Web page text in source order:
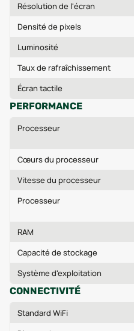
Résolution de l'écran
Densité de pixels
Luminosité
Taux de rafraîchissement
Écran tactile
PERFORMANCE
Processeur
Cœurs du processeur
Vitesse du processeur
Processeur
RAM
Capacité de stockage
Système d'exploitation
CONNECTIVITÉ
Standard WiFi